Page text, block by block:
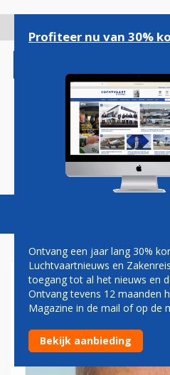
gaan
Magazine
PAUL GROVE:
ONGEVAL OF
Profiteer nu van 30%
Ontvang een jaar lang 30%
Luchtvaartnieuws en
toegang tot al het nieuws en
Ontvang tevens 12 maanden
Magazine in de mail of op de
Bekijk aanbieding